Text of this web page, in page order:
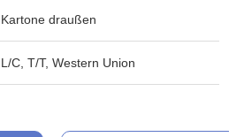
Kartone draußen
L/C, T/T, Western Union